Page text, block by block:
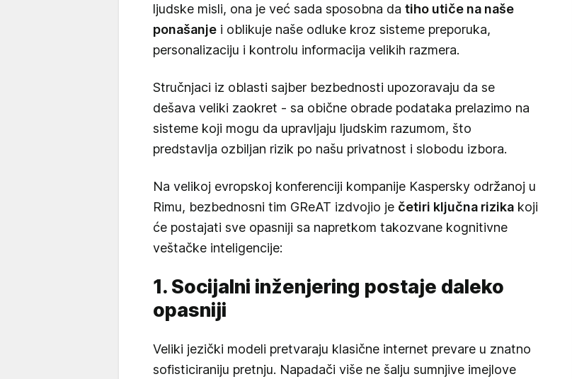
ljudske misli, ona je već sada sposobna da tiho utiče na naše
ponašanje i oblikuje naše odluke kroz sisteme preporuka,
personalizaciju i kontrolu informacija velikih razmera.
Stručnjaci iz oblasti sajber bezbednosti upozoravaju da se
dešava veliki zaokret - sa obične obrade podataka prelazimo na
sisteme koji mogu da upravljaju ljudskim razumom, što
predstavlja ozbiljan rizik po našu privatnost i slobodu izbora.
Na velikoj evropskoj konferenciji kompanije Kaspersky održanoj u
Rimu, bezbednosni tim GReAT izdvojio je četiri ključna rizika koji
će postajati sve opasniji sa napretkom takozvane kognitivne
veštačke inteligencije:
1. Socijalni inženjering postaje daleko
opasniji
Veliki jezički modeli pretvaraju klasične internet prevare u znatno
sofisticiraniju pretnju. Napadači više ne šalju sumnjive imejlove